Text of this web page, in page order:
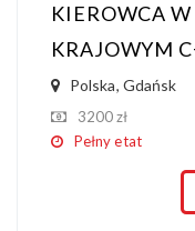
KIEROWCA
KRAJOWYM
Polska, Gdańsk
3200 zł
Pełny etat